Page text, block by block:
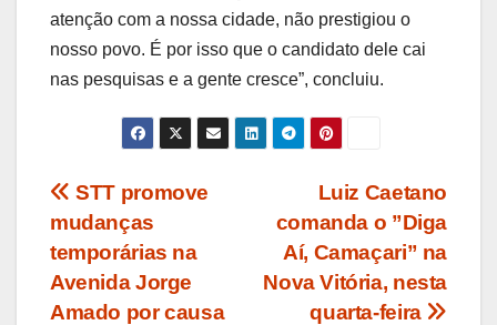
atenção com a nossa cidade, não prestigiou o
nosso povo. É por isso que o candidato dele cai
nas pesquisas e a gente cresce”, concluiu.
Navegação
de
Post
Luiz Caetano
comanda o ”Diga
Aí, Camaçari” na
Nova Vitória, nesta
quarta-feira
STT promove
mudanças
temporárias na
Avenida Jorge
Amado por causa